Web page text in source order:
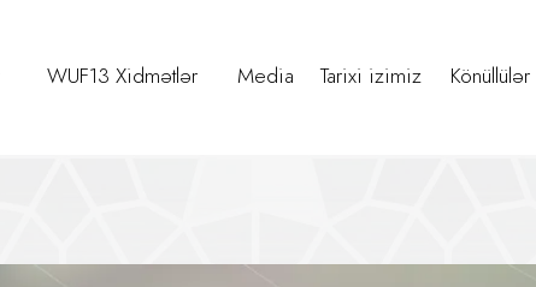
WUF13 Xidmətlər Media Tarixi izimiz Könüllülər